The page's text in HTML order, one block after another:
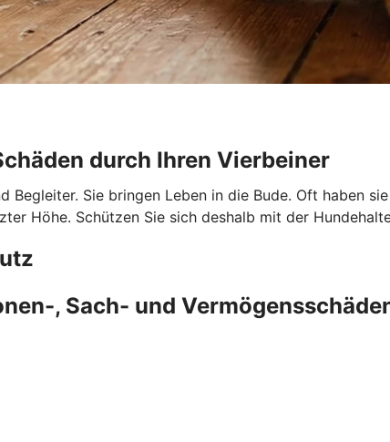
durch Ihren Vierbeiner
Begleiter. Sie bringen Leben in die Bude. Oft haben
Höhe. Schützen Sie sich deshalb mit der
, Sach- und